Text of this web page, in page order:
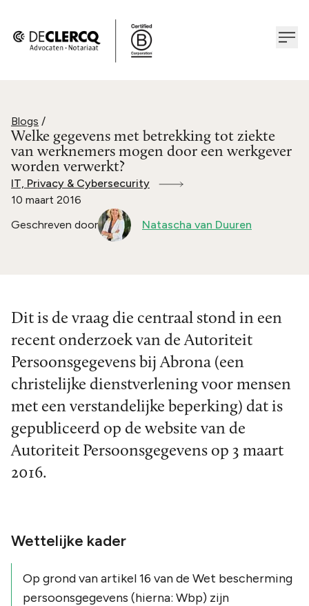
Blogs /
Welke gegevens met betrekking tot ziekte
van werknemers mogen door een werkgever
worden verwerkt?
IT, Privacy & Cybersecurity
10 maart 2016
Geschreven door
Natascha van Duuren
Dit is de vraag die centraal stond in een
recent onderzoek van de Autoriteit
Persoonsgegevens bij Abrona (een
christelijke dienstverlening voor mensen
met een verstandelijke beperking) dat is
gepubliceerd op de website van de
Autoriteit Persoonsgegevens op 3 maart
2016.
Wettelijke kader
Op grond van artikel 16 van de Wet bescherming
persoonsgegevens (hierna: Wbp) zijn